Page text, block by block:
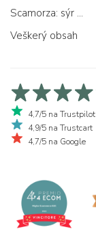
Scamorza: sýr ...
Veškerý obsah
4,7/5 na Trustpilot
4,9/5 na Trustcart
4,7/5 na Google